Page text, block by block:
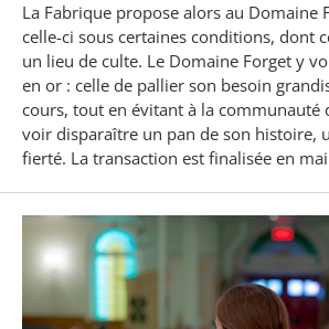
La Fabrique propose alors au Domaine
celle-ci sous certaines conditions, dont
un lieu de culte. Le Domaine Forget y
en or : celle de pallier son besoin
cours, tout en évitant à la communauté
voir disparaître un pan de son histoire,
fierté. La transaction est finalisée en